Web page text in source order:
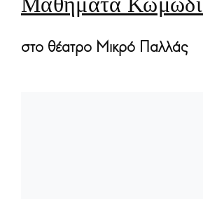
στο θέατρο Μικρό Παλλάς